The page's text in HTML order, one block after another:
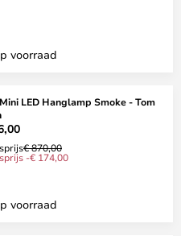
voorraad
LED Hanglamp Smoke - Tom
€ 870,00
-€ 174,00
voorraad